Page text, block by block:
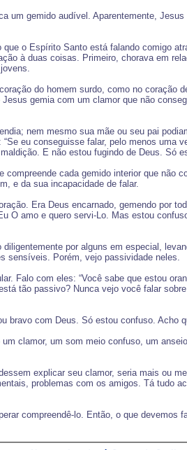
um gemido audível. Aparentemente,
o Espírito Santo está falando comigo
à duas coisas. Primeiro, chorava em
do homem surdo, como no coração
gemia com um clamor que não
nem mesmo sua mãe ou seu pai
eu conseguisse falar, pelo menos
E não estou fugindo de Deus. Só
cada gemido interior que não
e da sua incapacidade de falar.
Era Deus encarnado, gemendo por
O amo e quero servi-Lo. Mas estou
por alguns em especial,
sensíveis. Porém, vejo passividade neles.
Falo com eles: “Você sabe que estou
tão passivo? Nunca vejo você falar
bravo com Deus. Só estou confuso. Acho
clamor, um som meio confuso, um
explicar seu clamor, seria mais ou
problemas com os amigos. Tá tudo
compreendê-lo. Então, o que